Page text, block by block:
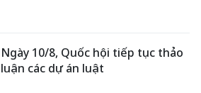
Ngày 10/8, Quốc hội tiếp tục thảo
luận các dự án luật